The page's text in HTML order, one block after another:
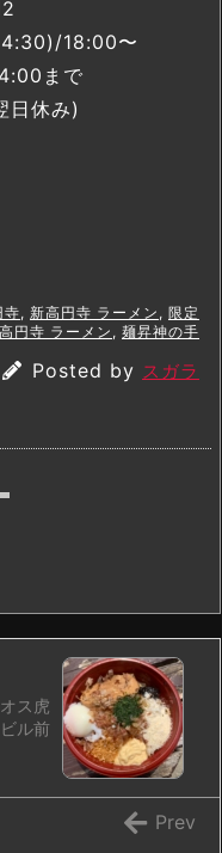
18:00〜
まで
日休み)
寺, 新高円寺 ラーメン , 限定
高円寺 ラーメン , 麺昇神の手
Posted by スガラ
ス虎
ル前
Prev